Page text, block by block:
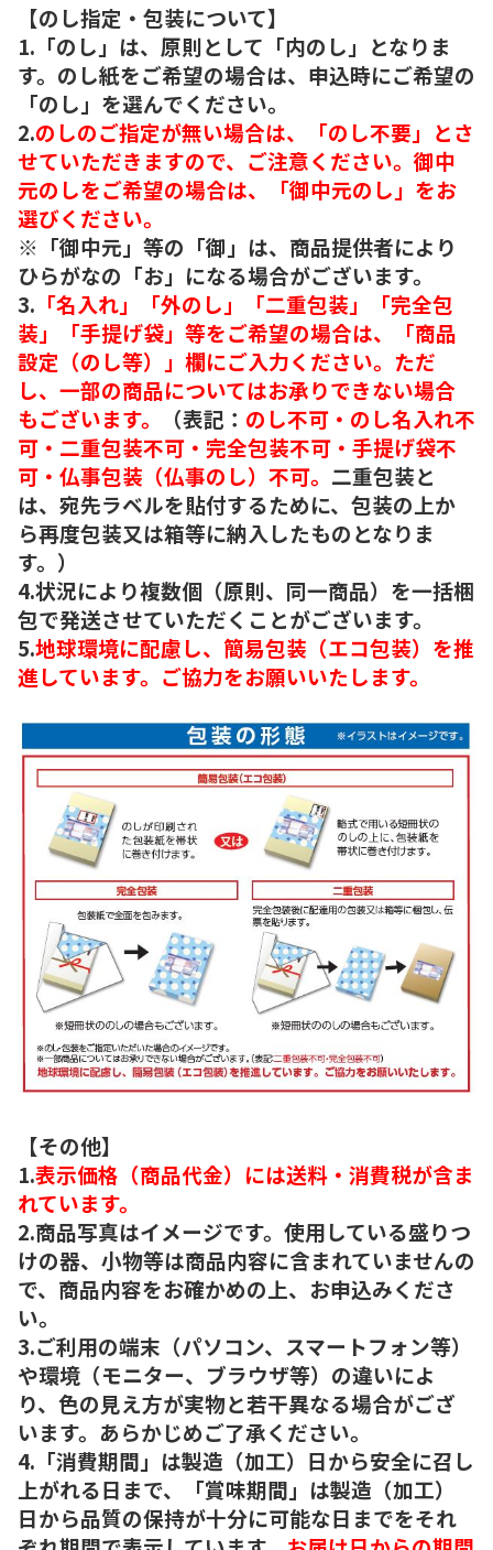
【のし指定・包装について】
1.「のし」は、原則として「内のし」となりま
す。のし紙をご希望の場合は、申込時にご希望の
「のし」を選んでください。
2.のしのご指定が無い場合は、「のし不要」とさ
せていただきますので、ご注意ください。御中
元のしをご希望の場合は、「御中元のし」をお
選びください。
※「御中元」等の「御」は、商品提供者により
ひらがなの「お」になる場合がございます。
3. 「名入れ」「外のし」「二重包装」「完全包
装」「手提げ袋」等をご希望の場合は、「商品
設定（のし等）」欄にご入力ください。ただ
し、一部の商品についてはお承りできない場合
もございます。
（表記： のし不可・のし名入れ不
可・二重包装不可・完全包装不可・手提げ袋不
可・仏事包装（仏事のし）不可。 二重包装と
は、宛先ラベルを貼付するために、包装の上か
ら再度包装又は箱等に納入したものとなりま
す。）
4.状況により複数個（原則、同一商品）を一括梱
包で発送させていただくことがございます。
5.地球環境に配慮し、簡易包装（エコ包装）を推
進しています。ご協力をお願いいたします。
【その他】
1.表示価格（商品代金）には送料・消費税が含ま
れています。
2.商品写真はイメージです。使用している盛りつ
けの器、小物等は商品内容に含まれていませんの
で、商品内容をお確かめの上、お申込みくださ
い。
3.ご利用の端末（パソコン、スマートフォン等）
や環境（モニター、ブラウザ等）の違いによ
り、色の見え方が実物と若干異なる場合がござ
います。あらかじめご了承ください。
4.「消費期間」は製造（加工）日から安全に召し
上がれる日まで、「賞味期間」は製造（加工）
日から品質の保持が十分に可能な日までをそれ